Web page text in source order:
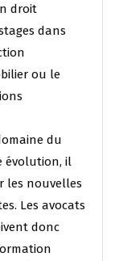
droit
dans
ou le
du
évolution, il
les nouvelles
Les avocats
donc